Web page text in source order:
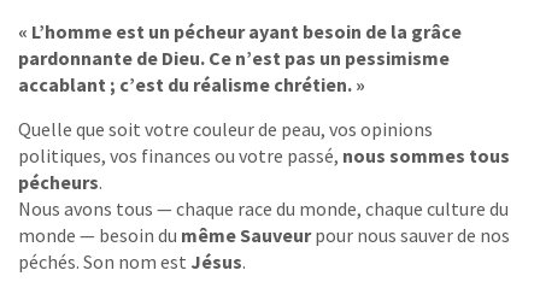
« L’homme est un pécheur ayant besoin de la grâce
pardonnante de Dieu. Ce n’est pas un pessimisme
accablant ; c’est du réalisme chrétien. »
Quelle que soit votre couleur de peau, vos opinions
politiques, vos finances ou votre passé, nous sommes tous
pécheurs.
Nous avons tous — chaque race du monde, chaque culture du
monde — besoin du même Sauveurpour nous sauver de nos
péchés. Son nom est Jésus.